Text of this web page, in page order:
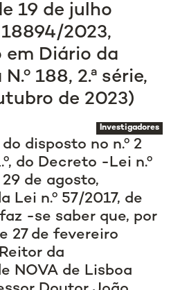
19 de julho
18894/2023,
em Diário da
188, 2.ª série,
de 2023)
Investigadores
disposto no n.º 2
do Decreto -Lei n.º
de agosto,
Lei n.º 57/2017, de
-se saber que, por
27 de fevereiro
da
NOVA de Lisboa